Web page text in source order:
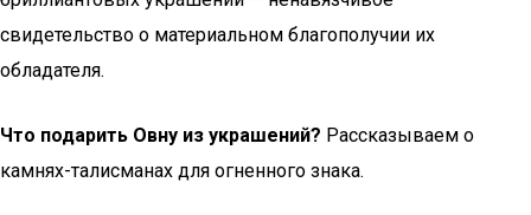
свидетельство о материальном благополучии их
обладателя.
Что подарить Овну из украшений? Рассказываем о
камнях-талисманах для огненного знака.